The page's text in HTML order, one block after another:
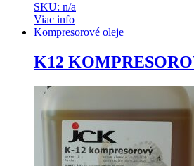
SKU: n/a
Viac info
Kompresorové oleje
K12